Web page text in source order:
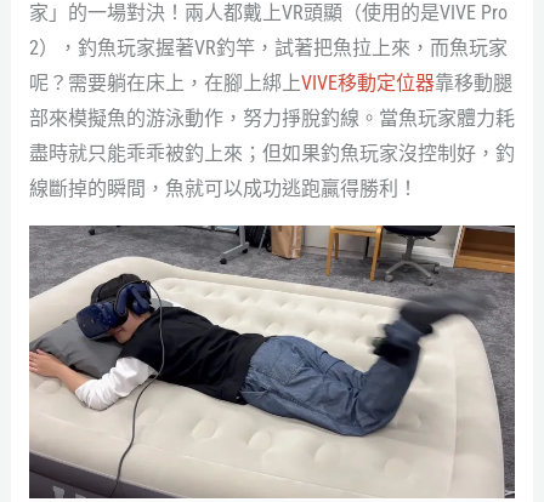
家」的一場對決！兩人都戴上VR頭顯（使用的是VIVE Pro
2），釣魚玩家握著VR釣竿，試著把魚拉上來，而魚玩家
呢？需要躺在床上，在腳上綁上VIVE移動定位器靠移動腿
部來模擬魚的游泳動作，努力掙脫釣線。當魚玩家體力耗
盡時就只能乖乖被釣上來；但如果釣魚玩家沒控制好，釣
線斷掉的瞬間，魚就可以成功逃跑贏得勝利！